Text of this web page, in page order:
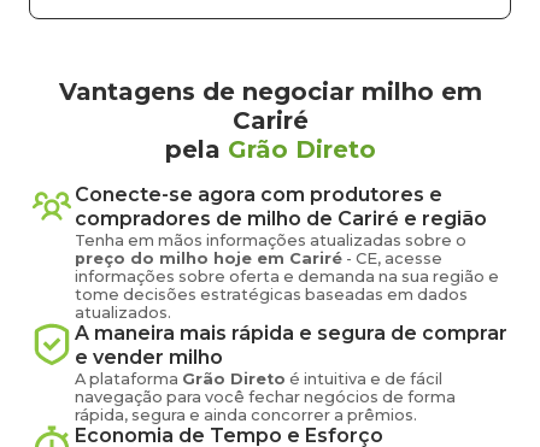
Vantagens de negociar milho em
Cariré
pela Grão Direto
Conecte-se agora com produtores e
compradores de milho de Cariré e região
Tenha em mãos informações atualizadas sobre o
preço do milho hoje em Cariré - CE, acesse
informações sobre oferta e demanda na sua região e
tome decisões estratégicas baseadas em dados
atualizados.
A maneira mais rápida e segura de comprar
e vender milho
A plataforma Grão Direto é intuitiva e de fácil
navegação para você fechar negócios de forma
rápida, segura e ainda concorrer a prêmios.
Economia de Tempo e Esforço